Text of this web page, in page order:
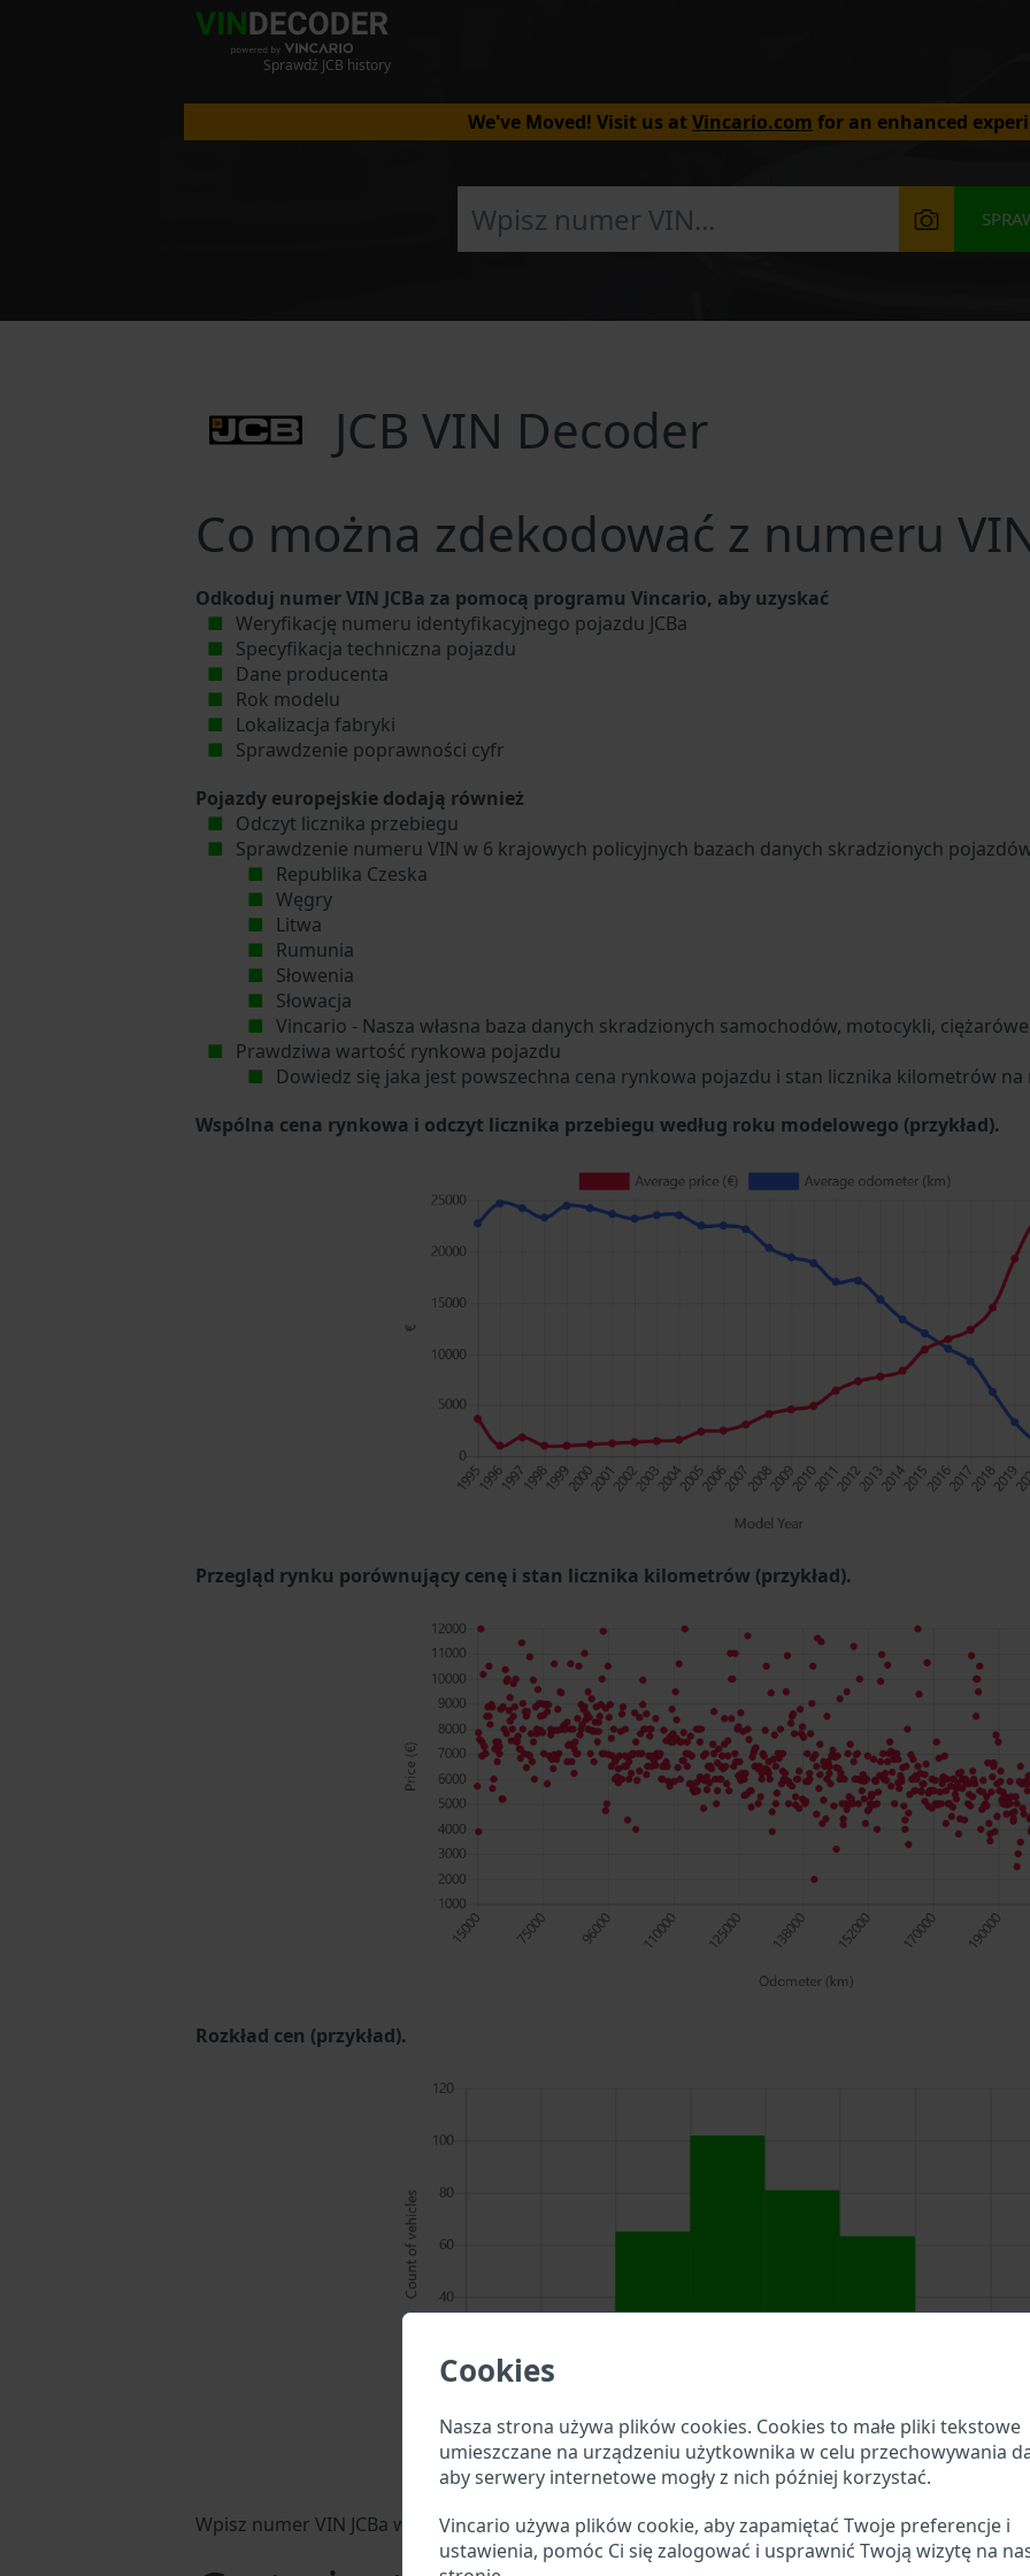
Cookies
Nasza strona używa plików cookies. Cookies to małe pliki tekstowe
umieszczane na urządzeniu użytkownika w celu przechowywania
aby serwery internetowe mogły z nich później korzystać.
Vincario używa plików cookie, aby zapamiętać Twoje preferencje i
ustawienia, pomóc Ci się zalogować i usprawnić Twoją wizytę na
Sprawdź JCB history
We've Moved! Visit us atVincario.com for an enhanced
JCB VIN Decoder
Co można zdekodować z numeru
Odkoduj numer VIN JCBa za pomocą programu Vincario, aby uzyskać
Weryfikację numeru identyfikacyjnego pojazdu JCBa
Specyfikacja techniczna pojazdu
Dane producenta
Rok modelu
Lokalizacja fabryki
Sprawdzenie poprawności cyfr
Pojazdy europejskie dodają również
Odczyt licznika przebiegu
Sprawdzenie numeru VIN w 6 krajowych policyjnych bazach danych skradzionych
Republika Czeska
Węgry
Litwa
Rumunia
Słowenia
Słowacja
Vincario - Nasza własna baza danych skradzionych samochodów, motocykli,
Prawdziwa wartość rynkowa pojazdu
Dowiedz się jaka jest powszechna cena rynkowa pojazdu i stan licznika kilometrów na
Wspólna cena rynkowa i odczyt licznika przebiegu według roku modelowego (przykład).
Przegląd rynku porównujący cenę i stan licznika kilometrów (przykład).
Rozkład cen (przykład).
Wpisz numer VIN JCBa w pole wyszukiwania powyżej, aby sprawdzić, jakie szczegóły pojazdu są